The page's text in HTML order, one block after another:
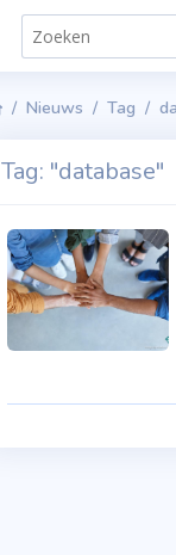
Nieuws Tag
Tag: "database"